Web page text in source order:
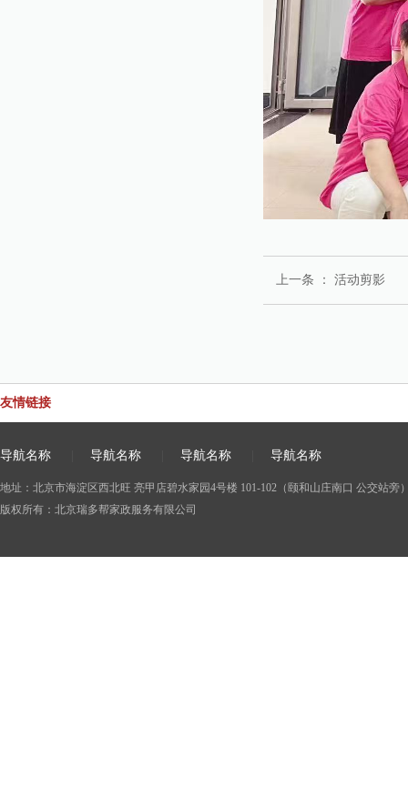
上一条 ： 活动剪影
友情链接
导航名称 导航名称 导航名称 导航名称
地址：北京市海淀区西北旺 亮甲店碧水家园4号楼 101-102（颐和山庄南口 公交
版权所有：北京瑞多帮家政服务有限公司